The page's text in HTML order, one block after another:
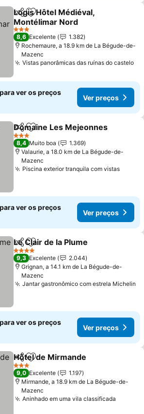
PartilharAdicionar aos favoritos
Logis Hôtel Médiéval,
Montélimar Nord
Ver preços
3 Estrelas
8,6 Excelente
1.382
Rochemaure, a 18.9 km de La Bégude-de-
Mazenc
Vistas panorâmicas das ruínas do castelo
ver os preços
Ver preços
PartilharAdicionar aos favoritos
Domaine Les Mejeonnes
3 Estrelas
8,4 Muito boa
1.369
Valaurie, a 18.0 km de La Bégude-de-
Mazenc
Piscina exterior tranquila com vistasVer
ver os preços
Ver preços
PartilharAdicionar aos favoritos
Le Clair de la Plume
4 Estrelas
9,3 Excelente
2.044
Grignan, a 14.1 km de La Bégude-de-
Mazenc
Jantar gastronômico com estrela Michelin
ver os preços
Ver preços
PartilharAdicionar aos favoritos
Hôtel de Mirmande
3 Estrelas
9,0 Excelente
1.197
Mirmande, a 18.9 km de La Bégude-de-
Mazenc
Aninhado em uma vila classificada